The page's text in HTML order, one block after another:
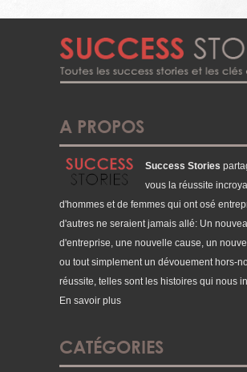
A PROPOS
Success Stories
vous la réussite
d'hommes et de femmes qui ont osé
d'autres ne seraient jamais allé: Un
d'entreprise, une nouvelle cause, un
ou tout simplement un dévouement hors-
réussite, telles sont les histoires qui nous
En savoir plus
CATÉGORIES